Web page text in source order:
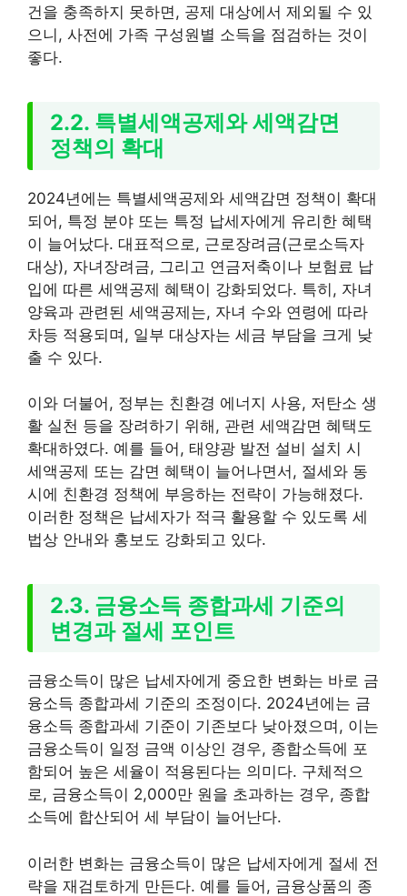
건을 충족하지 못하면, 공제 대상에서 제외될 수 있
으니, 사전에 가족 구성원별 소득을 점검하는 것이
좋다.
2.2. 특별세액공제와 세액감면
정책의 확대
2024년에는 특별세액공제와 세액감면 정책이 확대
되어, 특정 분야 또는 특정 납세자에게 유리한 혜택
이 늘어났다. 대표적으로, 근로장려금(근로소득자
대상), 자녀장려금, 그리고 연금저축이나 보험료 납
입에 따른 세액공제 혜택이 강화되었다. 특히, 자녀
양육과 관련된 세액공제는, 자녀 수와 연령에 따라
차등 적용되며, 일부 대상자는 세금 부담을 크게 낮
출 수 있다.
이와 더불어, 정부는 친환경 에너지 사용, 저탄소 생
활 실천 등을 장려하기 위해, 관련 세액감면 혜택도
확대하였다. 예를 들어, 태양광 발전 설비 설치 시
세액공제 또는 감면 혜택이 늘어나면서, 절세와 동
시에 친환경 정책에 부응하는 전략이 가능해졌다.
이러한 정책은 납세자가 적극 활용할 수 있도록 세
법상 안내와 홍보도 강화되고 있다.
2.3. 금융소득 종합과세 기준의
변경과 절세 포인트
금융소득이 많은 납세자에게 중요한 변화는 바로 금
융소득 종합과세 기준의 조정이다. 2024년에는 금
융소득 종합과세 기준이 기존보다 낮아졌으며, 이는
금융소득이 일정 금액 이상인 경우, 종합소득에 포
함되어 높은 세율이 적용된다는 의미다. 구체적으
로, 금융소득이 2,000만 원을 초과하는 경우, 종합
소득에 합산되어 세 부담이 늘어난다.
이러한 변화는 금융소득이 많은 납세자에게 절세 전
략을 재검토하게 만든다. 예를 들어, 금융상품의 종